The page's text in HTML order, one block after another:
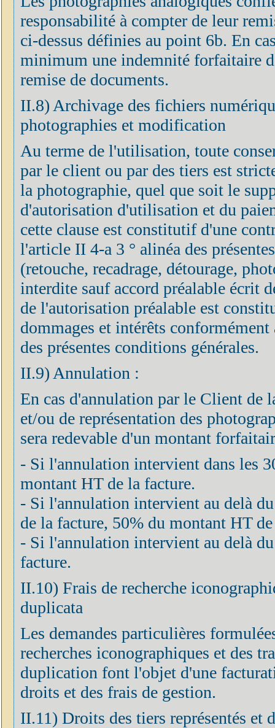
responsabilité à compter de leur
ci-dessus définies au point 6b. En
minimum une indemnité forfaitaire
remise de documents.
II.8) Archivage des fichiers
photographies et modification
Au terme de l'utilisation, toute
par le client ou par des tiers est
la photographie, quel que soit le
d'autorisation d'utilisation et du
cette clause est constitutif d'une
l'article II 4-a 3 ° alinéa des
(retouche, recadrage, détourage,
interdite sauf accord préalable écrit
de l'autorisation préalable est
dommages et intérêts
des présentes conditions générales.
II.9) Annulation :
En cas d'annulation par le Client de
et/ou de représentation des
sera redevable d'un montant
- Si l'annulation intervient dans les
montant HT de la facture.
- Si l'annulation intervient au delà
de la facture, 50% du montant HT
- Si l'annulation intervient au delà
facture.
II.10) Frais de recherche
duplicata
Les demandes particulières
recherches iconographiques et des
duplication font l'objet d'une
droits et des frais de gestion.
II.11) Droits des tiers représentés et